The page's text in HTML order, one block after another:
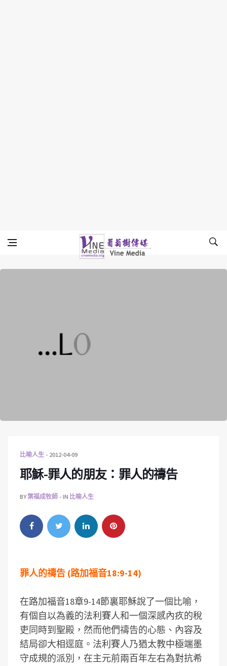
Vine Media
葡萄樹傳媒
比喻人生 2012-04-09
耶穌-罪人的朋友：罪人的禱告
BY葉福成牧師 IN 比喻人生
罪人的禱告 (路加福音18:9-14)
在路加福音18章9-14節裏耶穌說了一個比喻，
有個自以為義的法利賽人和一個深感內疚的稅
吏同時到聖殿，然而他們禱告的心態、內容及
結局卻大相逕庭。法利賽人乃猶太教中極端墨
守成規的派別，在主元前兩百年左右為對抗希